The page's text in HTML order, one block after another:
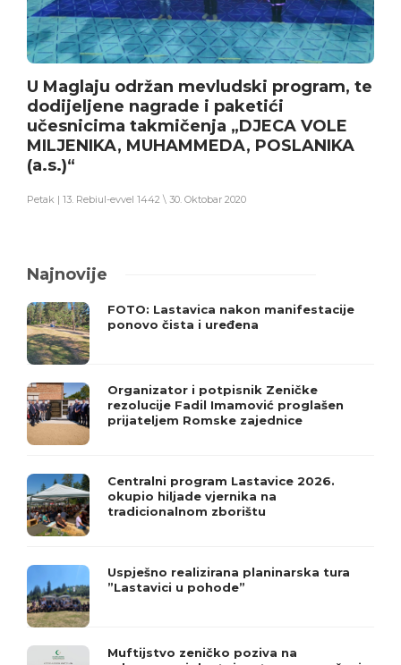
U Maglaju održan mevludski program, te
dodijeljene nagrade i paketići
učesnicima takmičenja „DJECA VOLE
MILJENIKA, MUHAMMEDA, POSLANIKA
(a.s.)“
Petak | 13. Rebiul-evvel 1442 \ 30. Oktobar 2020
Najnovije
FOTO: Lastavica nakon manifestacije
ponovo čista i uređena
Organizator i potpisnik Zeničke
rezolucije Fadil Imamović proglašen
prijateljem Romske zajednice
Centralni program Lastavice 2026.
okupio hiljade vjernika na
tradicionalnom zborištu
Uspješno realizirana planinarska tura
”Lastavici u pohode”
Muftijstvo zeničko poziva na